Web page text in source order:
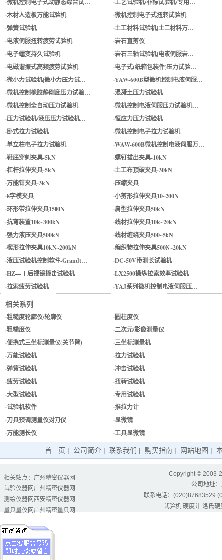
·微机控制电子式动静态综合试… ·工艺试验机/非标试验机/专用…
·木材人造板万能试验机 ·微机控制电子式扭转试验机
·弹簧试验机 ·土工材料试验机|土工材料万…
·电液伺服扭转疲劳试验机 ·岩石直剪仪
·电子蠕变持久试验机 ·岩石三轴试验机|电液伺服岩…
·电磁谐振式高频疲劳试验机 ·电子式(纸箱包装件)压力试验…
·微小力试验机|微小力压力试… ·YAW-600B型微机控制电液伺服…
·微机控制橡胶静刚度压力试验… ·混凝土压力试验机
·微机控制全自动压力试验机 ·微机控制电液伺服压力试验机…
·压力试验机/液压压力试验机… ·恒应力压力试验机
·卧式拉力试验机 ·微机控制电子拉力试验机
·单立柱电子拉力试验机 ·WAW-600B微机控制电液伺服万…
·鞋底穿刺夹具-5kN ·螺钉拔出夹具-10kN
·杠杆拉伸夹具-5kN ·土工布顶破夹具-30kN
·万能钳夹具-3kN ·压缩夹具
·8字模夹具 ·小剪形拉伸夹具10~200N
·环形带拉伸夹具1500N ·肩型拉伸夹具50kN
·抗弯装置10k~300kN ·线材拉伸夹具10k~20kN
·强力液压夹具500kN ·线材缠绕夹具500~5kN
·楔形拉伸夹具10kN~200kN ·编织物拉伸夹具500N~20kN
·液压试验机控制软件-Grandt… ·DC-50V带测长试验机
·HZ—Ⅰ后视镜撞击试验机 ·LX2500操纵拉索效率试验机
·拉索疲劳试验机 ·YAJ系列微机控制电液伺服压…
相关系列
·粗糙度轮廓仪/轮廓仪 ·圆柱度仪
·粗糙度仪 ·二次元/影像测量仪
·便携式三坐标测量仪(关节臂) ·三坐标测量机
·万能试验机 ·拉力试验机
·弹簧试验机 ·冲击试验机
·疲劳试验机 ·扭转试验机
·大型试验机 ·专用试验机
·试验机软件 ·推拉力计
·刀具预调测量仪对刀仪 ·显微镜
·万能测长仪 ·工具显微镜
首 页 | 公司简介 | 联系我们 | 购买指南 | 网站地图 |
相关站点： 广州精密仪器网
试验仪器网 广州精密仪器网
测绘仪器网 西安精密仪器网
量具量仪网 广州精密量具网
Copyright © 2003-
公司地址
联系电话：(020)87683529
试验机 硬度计 洛氏硬